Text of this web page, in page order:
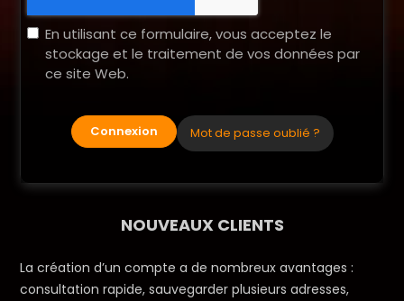
En utilisant ce formulaire, vous acceptez le
stockage et le traitement de vos données par
ce site Web.
Connexion Mot de passe oublié ?
NOUVEAUX CLIENTS
La création d’un compte a de nombreux avantages :
consultation rapide, sauvegarder plusieurs adresses,